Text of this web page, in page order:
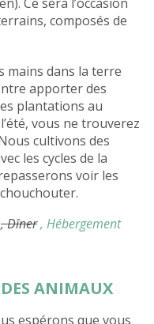
composés de
mains dans la terre
apporter des
plantations au
vous ne trouverez
cultivons des
les cycles de la
voir les
, Dîner, Hébergement
ANIMAUX
espérons que vous